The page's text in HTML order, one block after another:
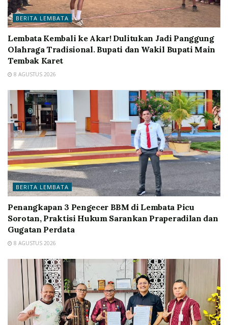
BERITA LEMBATA
Lembata Kembali ke Akar! Dulitukan Jadi Panggung
Olahraga Tradisional. Bupati dan Wakil Bupati Main
Tembak Karet
8 AGUSTUS 2026
BERITA LEMBATA
Penangkapan 3 Pengecer BBM di Lembata Picu
Sorotan, Praktisi Hukum Sarankan Praperadilan dan
Gugatan Perdata
8 AGUSTUS 2026